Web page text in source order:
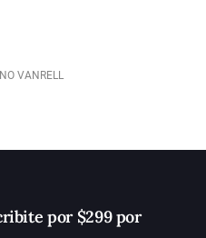
VANRELL
por $299 por